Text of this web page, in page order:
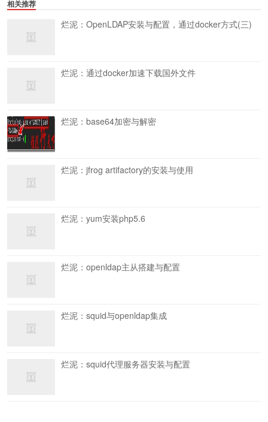
相关推荐
烂泥：OpenLDAP安装与配置，通过docker方式(三)
烂泥：通过docker加速下载国外文件
烂泥：base64加密与解密
烂泥：jfrog artifactory的安装与使用
烂泥：yum安装php5.6
烂泥：openldap主从搭建与配置
烂泥：squid与openldap集成
烂泥：squid代理服务器安装与配置